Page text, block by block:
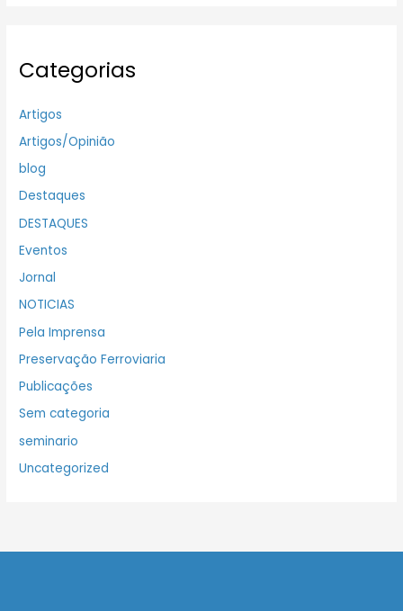
Categorias
Artigos
Artigos/Opinião
blog
Destaques
DESTAQUES
Eventos
Jornal
NOTICIAS
Pela Imprensa
Preservação Ferroviaria
Publicações
Sem categoria
seminario
Uncategorized